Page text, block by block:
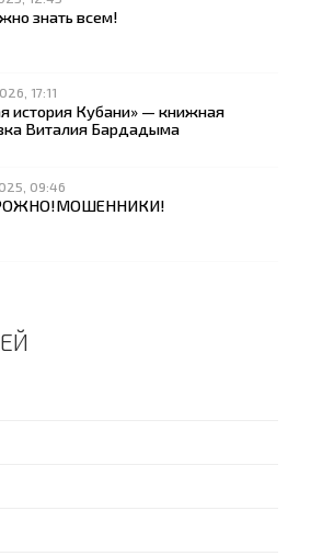
знать всем!
17:11
история Кубани» — книжная
Виталия Бардадыма
09:46